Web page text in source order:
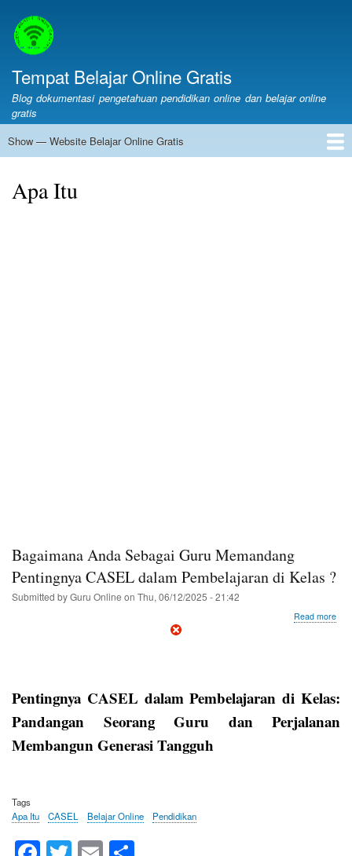
Tempat Belajar Online Gratis
Blog dokumentasi pengetahuan pendidikan online dan belajar online
gratis
Website
Online
Gratis
Show — Website Belajar Online Gratis
Apa Itu
Bagaimana Anda Sebagai Guru Memandang
Pentingnya CASEL dalam Pembelajaran di Kelas ?
Submitted byGuru Online on Thu, 06/12/2025 - 21:42
Read more
Pentingnya CASEL dalam Pembelajaran di Kelas:
Pandangan Seorang Guru dan Perjalanan
Membangun Generasi Tangguh
Tags
Apa Itu
CASEL Belajar Online Pendidikan
Fa T E